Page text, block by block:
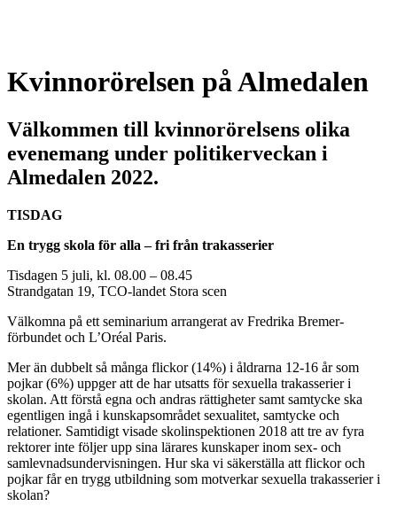
Kvinnorörelsen på Almedalen
Välkommen till kvinnorörelsens olika
evenemang under politikerveckan i
Almedalen 2022.
TISDAG
En trygg skola för alla – fri från trakasserier
Tisdagen 5 juli, kl. 08.00 – 08.45
Strandgatan 19, TCO-landet Stora scen
Välkomna på ett seminarium arrangerat av Fredrika Bremer-
förbundet och L’Oréal Paris.
Mer än dubbelt så många flickor (14%) i åldrarna 12-16 år som
pojkar (6%) uppger att de har utsatts för sexuella trakasserier i
skolan. Att förstå egna och andras rättigheter samt samtycke ska
egentligen ingå i kunskapsområdet sexualitet, samtycke och
relationer. Samtidigt visade skolinspektionen 2018 att tre av fyra
rektorer inte följer upp sina lärares kunskaper inom sex- och
samlevnadsundervisningen. Hur ska vi säkerställa att flickor och
pojkar får en trygg utbildning som motverkar sexuella trakasserier i
skolan?